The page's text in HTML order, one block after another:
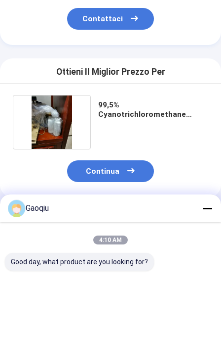
Contattaci
Ottieni Il Miglior Prezzo Per
99,5%
Cyanotrichloromethane
Continua
Prodotti Raccomandati
Gaoqiu
4:10 AM
Good day, what product are you looking for?